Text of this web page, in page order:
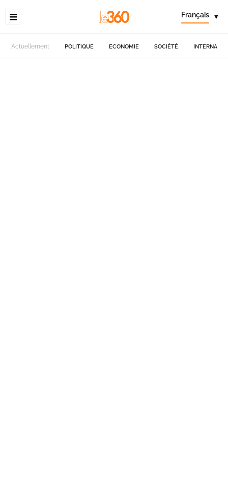
Français ▾
Actuellement POLITIQUE ECONOMIE SOCIÉTÉ